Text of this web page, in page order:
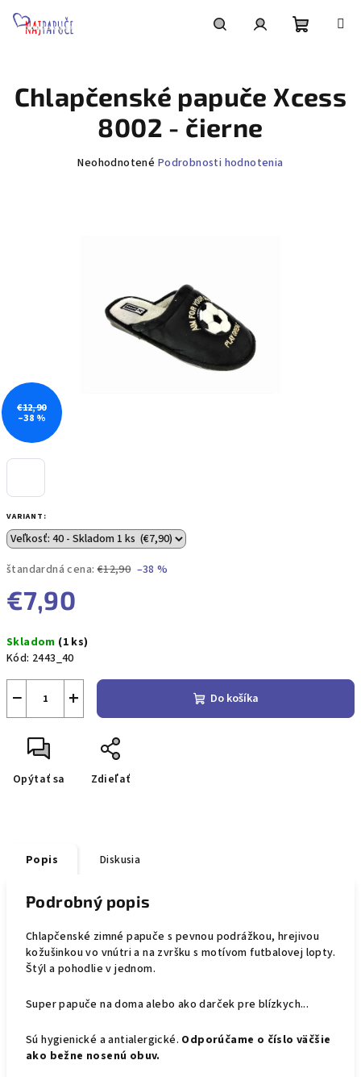
košík
VARIANT:
štandardná cena: €12,90 –38 %
€7,90
cena:
Skladom (1 ks)
Kód: 2443_40
+
− Do košíka
Opýtať sa Zdieľať
Chlapčenské papuče Xcess
8002 - čierne
Priemerné
Neohodnotené Podrobnosti hodnotenia
€12,90
–38 %
Popis Diskusia
Podrobný popis
Chlapčenské zimné papuče s pevnou podrážkou, hrejivou
kožušinkou vo vnútri a na zvršku s motívom futbalovej lopty.
Štýl a pohodlie v jednom.
Super papuče na doma alebo ako darček pre blízkych...
Sú hygienické a antialergické. Odporúčame o číslo väčšie
ako bežne nosenú obuv.